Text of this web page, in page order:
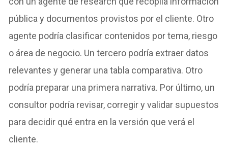
pública y documentos provistos por el cliente. Otro
agente podría clasificar contenidos por tema, riesgo
o área de negocio. Un tercero podría extraer datos
relevantes y generar una tabla comparativa. Otro
podría preparar una primera narrativa. Por último, un
consultor podría revisar, corregir y validar supuestos
para decidir qué entra en la versión que verá el
cliente.